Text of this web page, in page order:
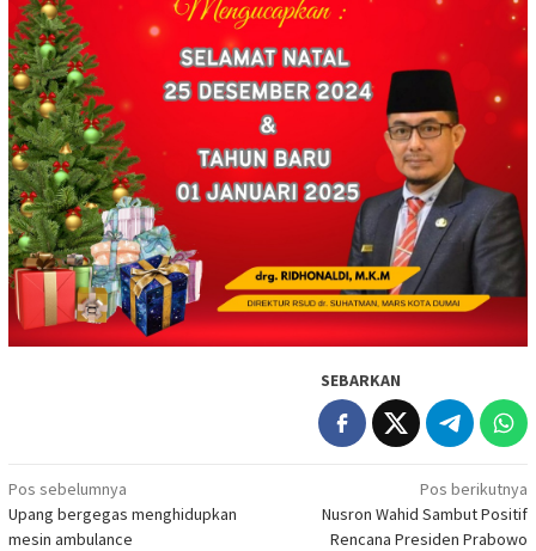
SEBARKAN
Navigasi
pos
Pos sebelumnya
Upang bergegas menghidupkan
mesin ambulance
Pos berikutnya
Nusron Wahid Sambut Positif
Rencana Presiden Prabowo